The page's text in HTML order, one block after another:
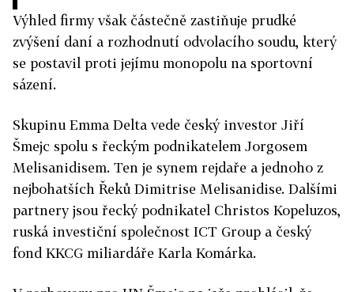
Výhled firmy však částečně zastiňuje prudké
zvýšení daní a rozhodnutí odvolacího soudu, který
se postavil proti jejímu monopolu na sportovní
sázení.
Skupinu Emma Delta vede český investor Jiří
Šmejc spolu s řeckým podnikatelem Jorgosem
Melisanidisem. Ten je synem rejdaře a jednoho z
nejbohatších Řeků Dimitrise Melisanidise. Dalšími
partnery jsou řecký podnikatel Christos Kopeluzos,
ruská investiční společnost ICT Group a český
fond KKCG miliardáře Karla Komárka.